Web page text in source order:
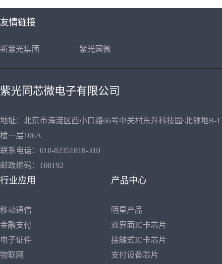
友情链接
新紫光集团 紫光国微
紫光同芯微电子有限公司
地址：北京市海淀区西小口路66号中关村东升科技园·北领地B-1
楼一层106A
联系电话：010-82351818-310
邮政编码：100192
行业应用
移动通信
金融支付
电子证件
物联网
产品中心
明星产品
双界面IC卡芯片
接触式IC卡芯片
支付设备芯片